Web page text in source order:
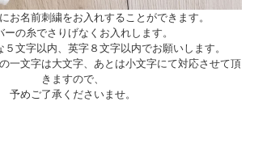
お名前刺繍をお入れすることができます。
ーの糸でさりげなくお入れします。
文字以内、英字８文字以内でお願いします。
一文字は大文字、あとは小文字にて対応させて頂
きますので、
予めご了承くださいませ。